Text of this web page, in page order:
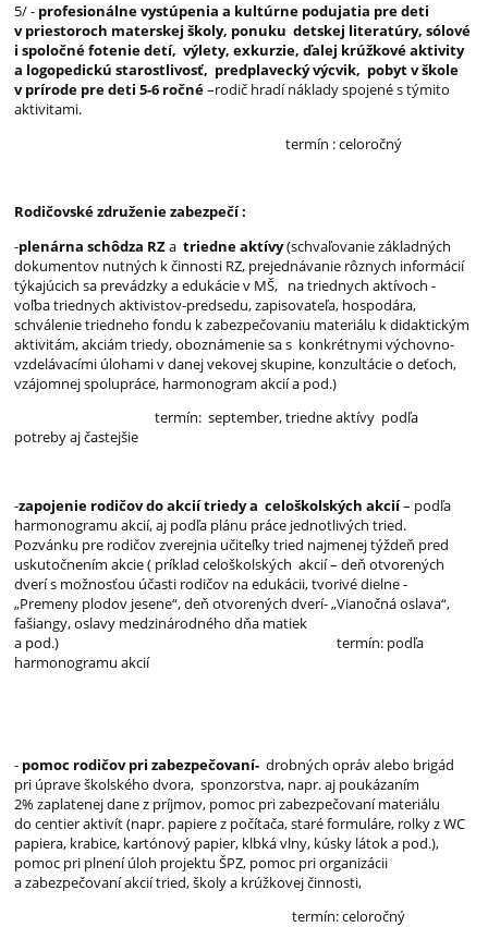
5/ - profesionálne vystúpenia a kultúrne podujatia pre deti
v priestoroch materskej školy, ponuku detskej literatúry, sólové
i spoločné fotenie detí, výlety, exkurzie, ďalej krúžkové aktivity
a logopedickú starostlivosť, predplavecký výcvik, pobyt v škole
v prírode pre deti 5-6 ročné–rodič hradí náklady spojené s týmito
aktivitami.
termín : celoročný
Rodičovské združenie zabezpečí :
-plenárna schôdza RZa triedne aktívy(schvaľovanie základných
dokumentov nutných k činnosti RZ, prejednávanie rôznych informácií
týkajúcich sa prevádzky a edukácie v MŠ, na triednych aktívoch -
voľba triednych aktivistov-predsedu, zapisovateľa, hospodára,
schválenie triedneho fondu k zabezpečovaniu materiálu k didaktickým
aktivitám, akciám triedy, oboznámenie sa s konkrétnymi výchovno-
vzdelávacími úlohami v danej vekovej skupine, konzultácie o deťoch,
vzájomnej spolupráce, harmonogram akcií a pod.)
termín: september, triedne aktívy podľa
potreby aj častejšie
-zapojenie rodičov doakcií triedy a celoškolských akcií– podľa
harmonogramu akcií, aj podľa plánu práce jednotlivých tried.
Pozvánku pre rodičov zverejnia učiteľky tried najmenej týždeň pred
uskutočnením akcie ( príklad celoškolských akcií – deň otvorených
dverí s možnosťou účasti rodičov na edukácii, tvorivé dielne -
„Premeny plodov jesene“, deň otvorených dverí- „Vianočná oslava“,
fašiangy, oslavy medzinárodného dňa matiek
a pod.) termín: podľa
harmonogramu akcií
- pomoc rodičov pri zabezpečovaní-drobných opráv alebo brigád
pri úprave školského dvora, sponzorstva, napr. aj poukázaním
2% zaplatenej dane z príjmov, pomoc pri zabezpečovaní materiálu
do centier aktivít (napr. papiere z počítača, staré formuláre, rolky z WC
papiera, krabice, kartónový papier, klbká vlny, kúsky látok a pod.),
pomoc pri plnení úloh projektu ŠPZ, pomoc pri organizácii
a zabezpečovaní akcií tried, školy a krúžkovej činnosti,
termín: celoročný